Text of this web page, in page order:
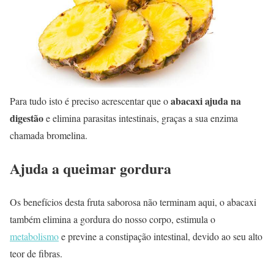
Para tudo isto é preciso acrescentar que oabacaxi ajuda na
digestãoe elimina parasitas intestinais, graças a sua enzima
chamada bromelina.
Ajuda a queimar gordura
Os benefícios desta fruta saborosa não terminam aqui, o abacaxi
também elimina a gordura do nosso corpo, estimula o
metabolismoe previne a constipação intestinal, devido ao seu alto
teor de fibras.